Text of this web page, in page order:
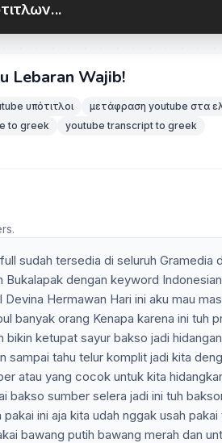
Lebaran Wajib!
υπότιτλοι
μετάφραση youtube στα
to greek
youtube transcript to greek
sudah tersedia di seluruh Gramedia
Bukalapak dengan keyword
Hermawan Hari ini aku mau
banyak orang Kenapa karena ini tuh
ketupat sayur bakso jadi
sampai tahu telur komplit jadi kita
atau yang cocok untuk kita
bakso sumber selera jadi ini tuh
ini aja kita udah nggak usah
bawang putih bawang merah dan